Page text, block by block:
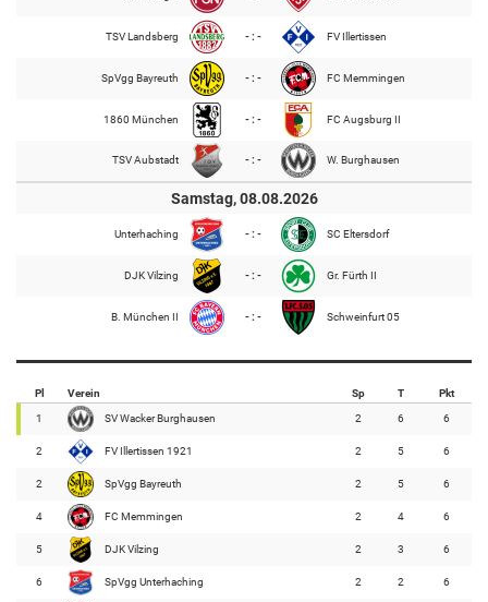
TSV Landsberg - : - FV Illertissen
SpVgg Bayreuth - : - FC Memmingen
1860 München - : - FC Augsburg II
TSV Aubstadt - : - W. Burghausen
Samstag, 08.08.2026
Unterhaching - : - SC Eltersdorf
DJK Vilzing - : - Gr. Fürth II
B. München II - : - Schweinfurt 05
Pl Verein Sp T Pkt
1 SV Wacker Burghausen 2 6 6
2 FV Illertissen 1921 2 5 6
2 SpVgg Bayreuth 2 5 6
4 FC Memmingen 2 4 6
5 DJK Vilzing 2 3 6
6 SpVgg Unterhaching 2 2 6